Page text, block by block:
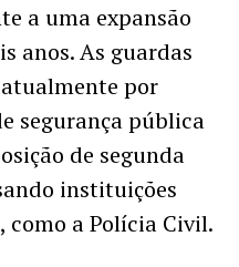
a uma expansão
anos. As guardas
por
segurança pública
de segunda
instituições
como a Polícia Civil.